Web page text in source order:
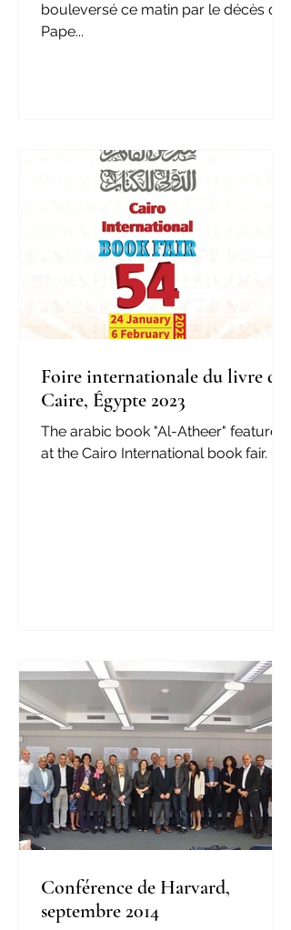
bouleversé ce matin par le décès du
Pape...
Foire internationale du livre du
Caire, Égypte 2023
The arabic book "Al-Atheer" featured
at the Cairo International book fair.
Conférence de Harvard,
septembre 2014